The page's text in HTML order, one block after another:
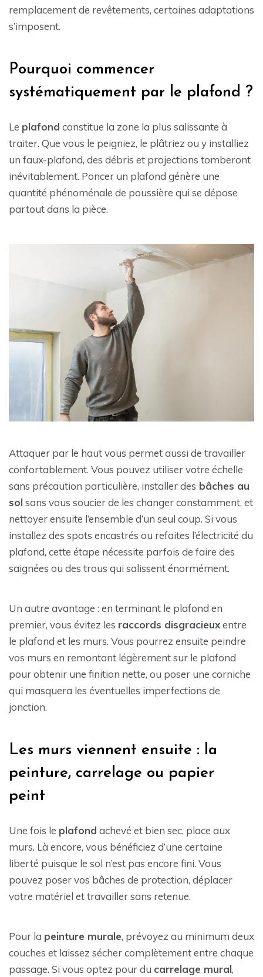
remplacement de revêtements, certaines adaptations
s’imposent.
Pourquoi commencer
systématiquement par le plafond ?
Le plafond constitue la zone la plus salissante à
traiter. Que vous le peigniez, le plâtriez ou y installiez
un faux-plafond, des débris et projections tomberont
inévitablement. Poncer un plafond génère une
quantité phénoménale de poussière qui se dépose
partout dans la pièce.
Attaquer par le haut vous permet aussi de travailler
confortablement. Vous pouvez utiliser votre échelle
sans précaution particulière, installer des bâches au
sol sans vous soucier de les changer constamment, et
nettoyer ensuite l’ensemble d’un seul coup. Si vous
installez des spots encastrés ou refaites l’électricité du
plafond, cette étape nécessite parfois de faire des
saignées ou des trous qui salissent énormément.
Un autre avantage : en terminant le plafond en
premier, vous évitez les raccords disgracieuxentre
le plafond et les murs. Vous pourrez ensuite peindre
vos murs en remontant légèrement sur le plafond
pour obtenir une finition nette, ou poser une corniche
qui masquera les éventuelles imperfections de
jonction.
Les murs viennent ensuite : la
peinture, carrelage ou papier
peint
Une fois le plafond achevé et bien sec, place aux
murs. Là encore, vous bénéficiez d’une certaine
liberté puisque le sol n’est pas encore fini. Vous
pouvez poser vos bâches de protection, déplacer
votre matériel et travailler sans retenue.
Pour la peinture murale, prévoyez au minimum deux
couches et laissez sécher complètement entre chaque
passage. Si vous optez pour du carrelage mural,